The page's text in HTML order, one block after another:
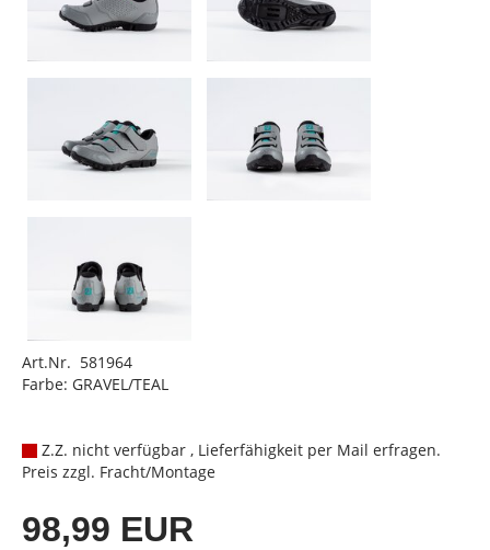
Art.Nr. 581964
Farbe: GRAVEL/TEAL
Z.Z. nicht verfügbar , Lieferfähigkeit per Mail erfragen.
Preis zzgl. Fracht/Montage
98,99 EUR